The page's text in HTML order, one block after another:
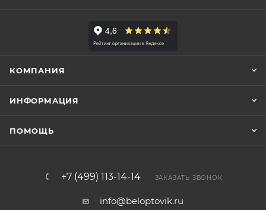
КОМПАНИЯ
ИНФОРМАЦИЯ
ПОМОЩЬ
+7 (499) 113-14-14 ЗАКАЗАТЬ ЗВОНОК
info@beloptovik.ru